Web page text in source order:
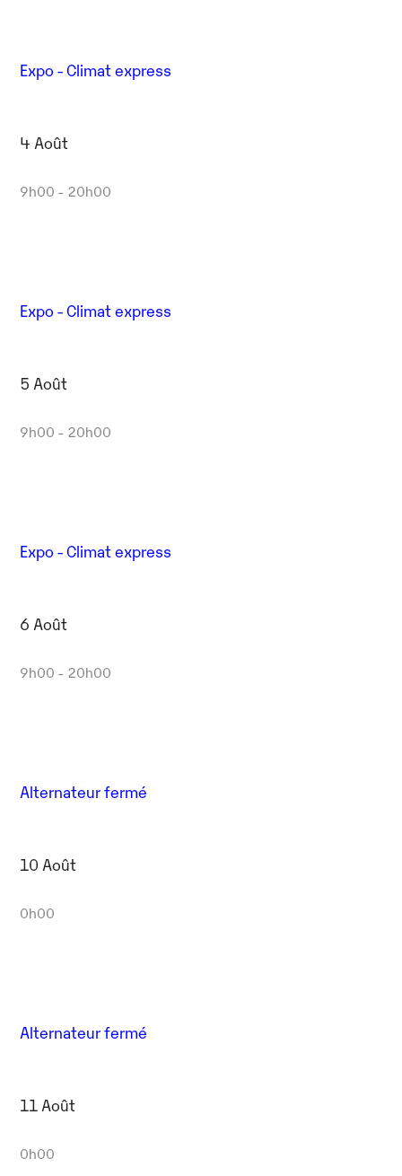
Expo - Climat express
4 Août
9h00 - 20h00
Expo - Climat express
5 Août
9h00 - 20h00
Expo - Climat express
6 Août
9h00 - 20h00
Alternateur fermé
10 Août
0h00
Alternateur fermé
11 Août
0h00